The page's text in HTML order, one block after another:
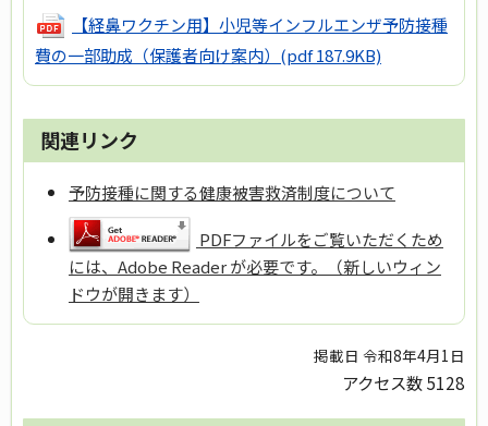
【経鼻ワクチン用】小児等インフルエンザ予防接種
費の一部助成（保護者向け案内） (pdf 187.9KB)
関連リンク
予防接種に関する健康被害救済制度について
PDFファイルをご覧いただくため
には、Adobe Reader が必要です。（新しいウィン
ドウが開きます）
掲載日 令和8年4月1日
アクセス数5128